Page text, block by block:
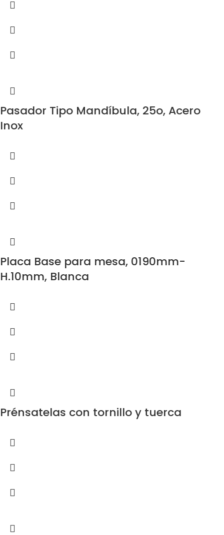
Pasador Tipo Mandíbula, 25o, Acero
Inox
Placa Base para mesa, 0190mm-
H.10mm, Blanca
Prénsatelas con tornillo y tuerca